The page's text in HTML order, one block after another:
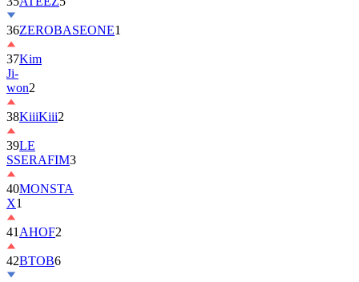
36ZEROBASEONE1
37Kim
Ji-
won2
38KiiiKiii2
39LE
SSERAFIM3
40MONSTA
X1
41 AHOF2
42BTOB6